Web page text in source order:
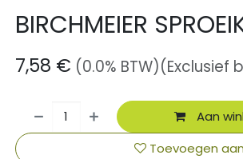
BIRCHMEIER
7,58 € (0.0% BTW)(Exclusief
Aan
Toevoegen